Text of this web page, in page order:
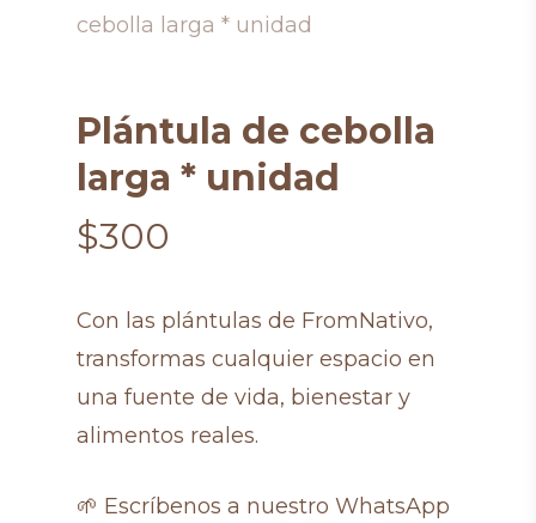
cebolla larga * unidad
Plántula de cebolla
larga * unidad
$300
Con las plántulas de FromNativo,
transformas cualquier espacio en
una fuente de vida, bienestar y
alimentos reales.
🌱 Escríbenos a nuestro WhatsApp